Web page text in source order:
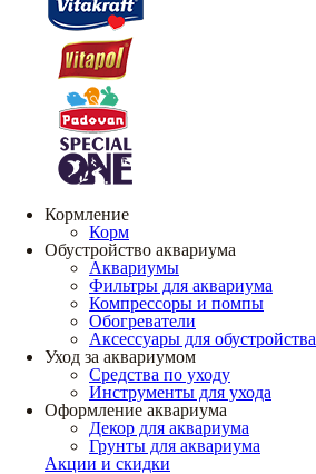
Кормление
Корм
Обустройство аквариума
Аквариумы
Фильтры для аквариума
Компрессоры и помпы
Обогреватели
Аксессуары для обустройства
Уход за аквариумом
Средства по уходу
Инструменты для ухода
Оформление аквариума
Декор для аквариума
Грунты для аквариума
Акции и скидки